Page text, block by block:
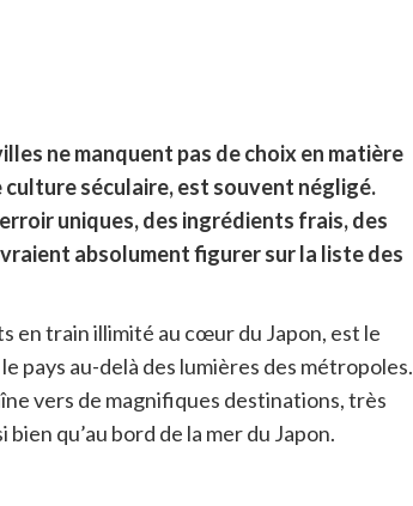
ne manquent pas de choix en matière
séculaire, est souvent négligé.
uniques, des ingrédients frais, des
absolument figurer sur la liste des
en train illimité au cœur du Japon, est le
pays au-delà des lumières des métropoles.
vers de magnifiques destinations, très
qu’au bord de la mer du Japon.